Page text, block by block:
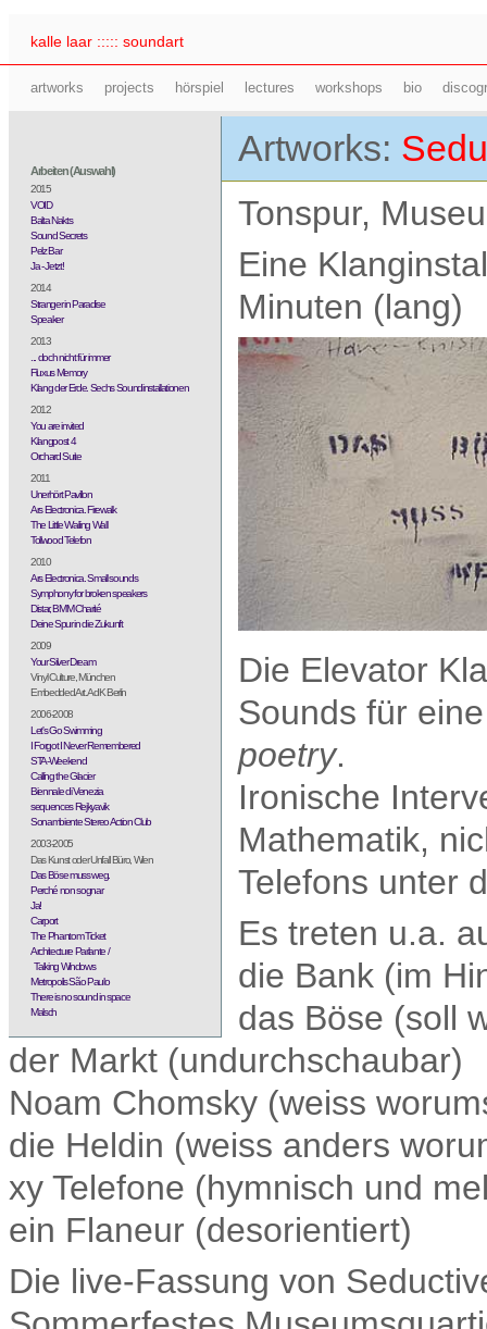
kalle laar ::::: soundart
artworks projects hörspiel lectures workshops bio
Arbeiten (Auswahl)
2015
VOID
Balta Nakts
Sound Secrets
Pelz Bar
Ja - Jetzt!
2014
Stranger in Paradise
Speaker
2013
... doch nicht für immer
Fluxus Memory
Klang der Erde. Sechs Soundinstallationen
2012
You are invited
Klangpost 4
Orchard Suite
2011
Unerhört Pavillon
Ars Electronica. Firewalk
The Little Wailing Wall
Tollwood Telefon
2010
Ars Electronica. Small sounds
Symphony for broken speakers
Distar, BMM Charité
Deine Spur in die Zukunft
2009
Your Silver Dream
Vinyl Culture, München
Embedded Art. AdK Berlin
2006-2008
Let's Go Swimming
I Forgot I Never Remembered
STA-Weekend
Calling the Glacier
Biennale di Venezia
sequences Rejkyavik
Sonambiente Stereo Action Club
2003-2005
Das Kunst oder Unfall Büro, Wien
Das Böse muss weg.
Perché non sognar
Ja!
Carport
The Phantom Ticket
Architecture Parlante /
Talking Windows
Metropolis São Paulo
There is no sound in space
Malsch
Artworks:
Tonspur,
Eine
Minuten (lang)
Die Elevator
Sounds für
poetry.
Ironische
Mathematik,
Telefons unter
Es treten u.a.
die Bank (im
das Böse (soll
der Markt (undurchschaubar)
Noam Chomsky (weiss
die Heldin (weiss anders
xy Telefone (hymnisch und
ein Flaneur (desorientiert)
Die live-Fassung von